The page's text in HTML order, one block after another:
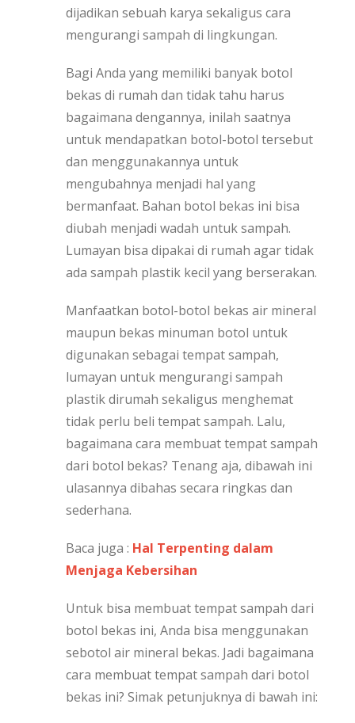
dijadikan sebuah karya sekaligus cara
mengurangi sampah di lingkungan.
Bagi Anda yang memiliki banyak botol
bekas di rumah dan tidak tahu harus
bagaimana dengannya, inilah saatnya
untuk mendapatkan botol-botol tersebut
dan menggunakannya untuk
mengubahnya menjadi hal yang
bermanfaat. Bahan botol bekas ini bisa
diubah menjadi wadah untuk sampah.
Lumayan bisa dipakai di rumah agar tidak
ada sampah plastik kecil yang berserakan.
Manfaatkan botol-botol bekas air mineral
maupun bekas minuman botol untuk
digunakan sebagai tempat sampah,
lumayan untuk mengurangi sampah
plastik dirumah sekaligus menghemat
tidak perlu beli tempat sampah. Lalu,
bagaimana cara membuat tempat sampah
dari botol bekas? Tenang aja, dibawah ini
ulasannya dibahas secara ringkas dan
sederhana.
Baca juga : Hal Terpenting dalam
Menjaga Kebersihan
Untuk bisa membuat tempat sampah dari
botol bekas ini, Anda bisa menggunakan
sebotol air mineral bekas. Jadi bagaimana
cara membuat tempat sampah dari botol
bekas ini? Simak petunjuknya di bawah ini: